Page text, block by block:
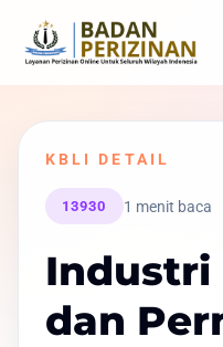
KBLI DETAIL
13930 1 menit baca
Industri
dan